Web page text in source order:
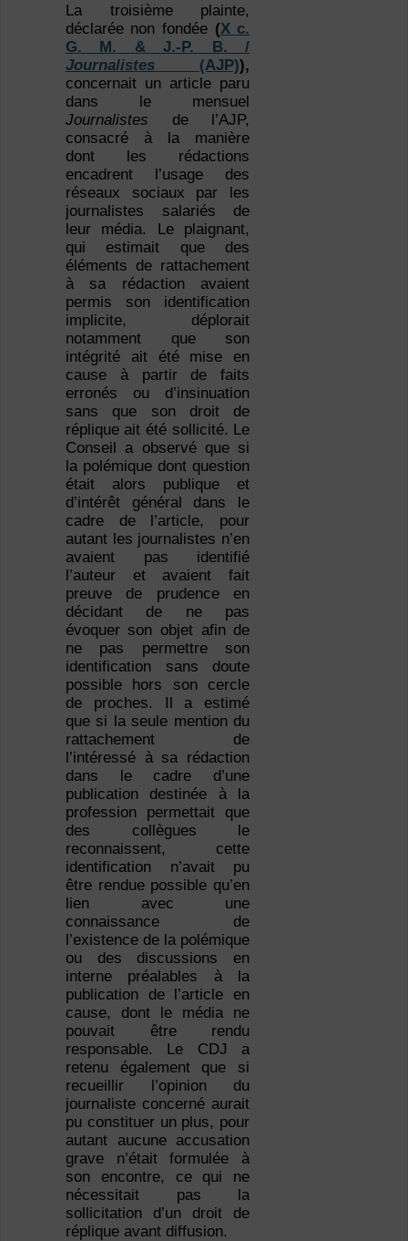
La troisième plainte,
déclarée non fondée (X c.
G. M. & J.-P. B. /
Journalistes(AJP)),
concernait un article paru
dans le mensuel
Journalistes de l’AJP,
consacré à la manière
dont les rédactions
encadrent l’usage des
réseaux sociaux par les
journalistes salariés de
leur média. Le plaignant,
qui estimait que des
éléments de rattachement
à sa rédaction avaient
permis son identification
implicite, déplorait
notamment que son
intégrité ait été mise en
cause à partir de faits
erronés ou d’insinuation
sans que son droit de
réplique ait été sollicité. Le
Conseil a observé que si
la polémique dont question
était alors publique et
d’intérêt général dans le
cadre de l’article, pour
autant les journalistes n’en
avaient pas identifié
l’auteur et avaient fait
preuve de prudence en
décidant de ne pas
évoquer son objet afin de
ne pas permettre son
identification sans doute
possible hors son cercle
de proches. Il a estimé
que si la seule mention du
rattachement de
l’intéressé à sa rédaction
dans le cadre d’une
publication destinée à la
profession permettait que
des collègues le
reconnaissent, cette
identification n’avait pu
être rendue possible qu’en
lien avec une
connaissance de
l’existence de la polémique
ou des discussions en
interne préalables à la
publication de l’article en
cause, dont le média ne
pouvait être rendu
responsable. Le CDJ a
retenu également que si
recueillir l’opinion du
journaliste concerné aurait
pu constituer un plus, pour
autant aucune accusation
grave n’était formulée à
son encontre, ce qui ne
nécessitait pas la
sollicitation d’un droit de
réplique avant diffusion.